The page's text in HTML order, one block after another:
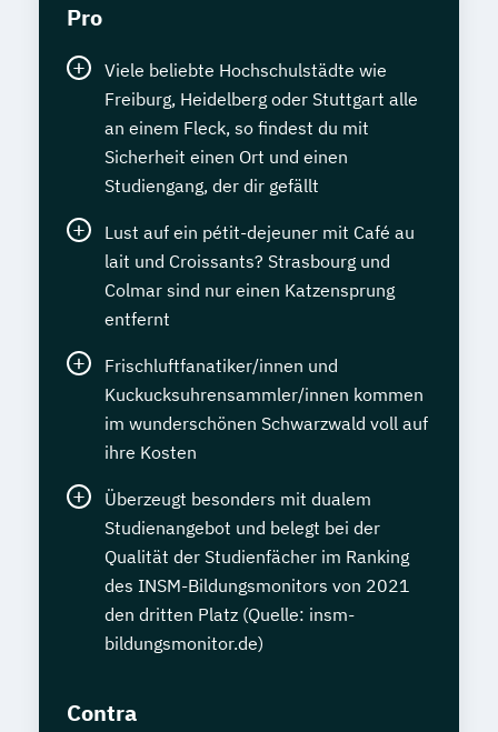
Pro
Viele beliebte Hochschulstädte wie
Freiburg, Heidelberg oder Stuttgart alle
an einem Fleck, so findest du mit
Sicherheit einen Ort und einen
Studiengang, der dir gefällt
Lust auf ein pétit-dejeuner mit Café au
lait und Croissants? Strasbourg und
Colmar sind nur einen Katzensprung
entfernt
Frischluftfanatiker/innen und
Kuckucksuhrensammler/innen kommen
im wunderschönen Schwarzwald voll auf
ihre Kosten
Überzeugt besonders mit dualem
Studienangebot und belegt bei der
Qualität der Studienfächer im Ranking
des INSM-Bildungsmonitors von 2021
den dritten Platz (Quelle: insm-
bildungsmonitor.de)
Contra